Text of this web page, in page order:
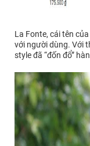
La Fonte, cái tên
với người dùng. Với
style đã “đốn đổ”